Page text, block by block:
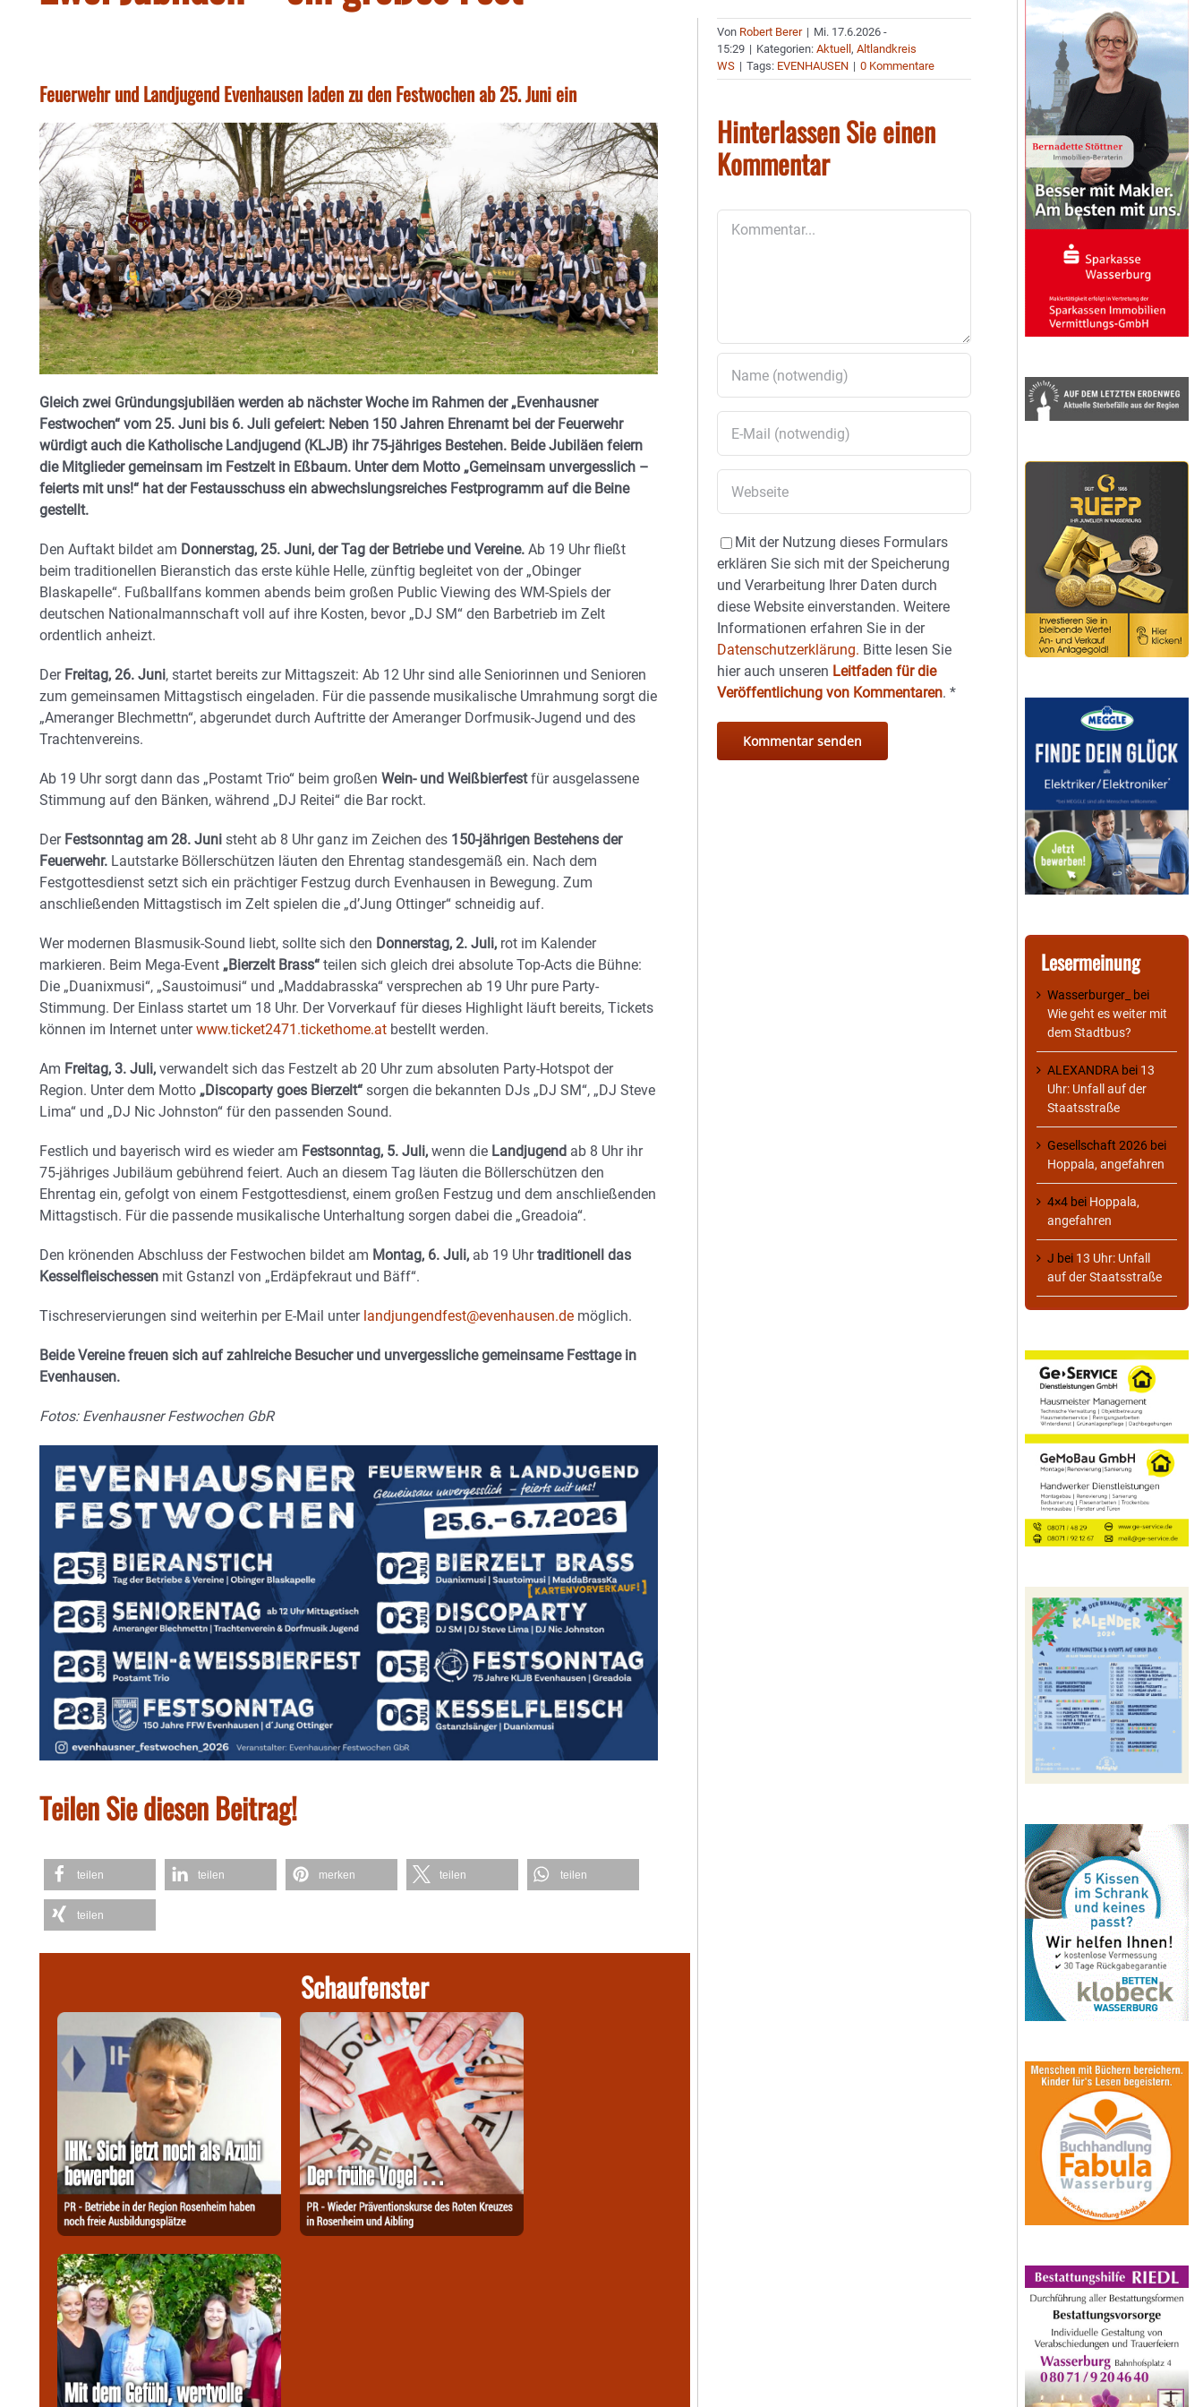
Feuerwehr und Landjugend Evenhausen laden zu den Festwochen ab 25. Juni ein
Gleich zwei Gründungsjubiläen werden ab nächster Woche im Rahmen der „Evenhausner
Festwochen“ vom 25. Juni bis 6. Juli gefeiert: Neben 150 Jahren Ehrenamt bei der Feuerwehr
würdigt auch die Katholische Landjugend (KLJB) ihr 75-jähriges Bestehen. Beide Jubiläen feiern
die Mitglieder gemeinsam im Festzelt in Eßbaum. Unter dem Motto „Gemeinsam unvergesslich –
feierts mit uns!“ hat der Festausschuss ein abwechslungsreiches Festprogramm auf die Beine
gestellt.
Den Auftakt bildet am Donnerstag, 25. Juni, der Tag der Betriebe und Vereine. Ab 19 Uhr fließt
beim traditionellen Bieranstich das erste kühle Helle, zünftig begleitet von der „Obinger
Blaskapelle“. Fußballfans kommen abends beim großen Public Viewing des WM-Spiels der
deutschen Nationalmannschaft voll auf ihre Kosten, bevor „DJ SM“ den Barbetrieb im Zelt
ordentlich anheizt.
Der Freitag, 26. Juni, startet bereits zur Mittagszeit: Ab 12 Uhr sind alle Seniorinnen und Senioren
zum gemeinsamen Mittagstisch eingeladen. Für die passende musikalische Umrahmung sorgt die
„Ameranger Blechmettn“, abgerundet durch Auftritte der Ameranger Dorfmusik-Jugend und des
Trachtenvereins.
Ab 19 Uhr sorgt dann das „Postamt Trio“ beim großen Wein- und Weißbierfestfür ausgelassene
Stimmung auf den Bänken, während „DJ Reitei“ die Bar rockt.
Der Festsonntag am 28. Juni steht ab 8 Uhr ganz im Zeichen des 150-jährigen Bestehens der
Feuerwehr. Lautstarke Böllerschützen läuten den Ehrentag standesgemäß ein. Nach dem
Festgottesdienst setzt sich ein prächtiger Festzug durch Evenhausen in Bewegung. Zum
anschließenden Mittagstisch im Zelt spielen die „d’Jung Ottinger“ schneidig auf.
Wer modernen Blasmusik-Sound liebt, sollte sich den Donnerstag, 2. Juli, rot im Kalender
markieren. Beim Mega-Event „Bierzelt Brass“ teilen sich gleich drei absolute Top-Acts die Bühne:
Die „Duanixmusi“, „Saustoimusi“ und „Maddabrasska“ versprechen ab 19 Uhr pure Party-
Stimmung. Der Einlass startet um 18 Uhr. Der Vorverkauf für dieses Highlight läuft bereits, Tickets
können im Internet unterwww.ticket2471.tickethome.at bestellt werden.
Am Freitag, 3. Juli, verwandelt sich das Festzelt ab 20 Uhr zum absoluten Party-Hotspot der
Region. Unter dem Motto „Discoparty goes Bierzelt“ sorgen die bekannten DJs „DJ SM“, „DJ Steve
Lima“ und „DJ Nic Johnston“ für den passenden Sound.
Festlich und bayerisch wird es wieder am Festsonntag, 5. Juli, wenn die Landjugend ab 8 Uhr ihr
75-jähriges Jubiläum gebührend feiert. Auch an diesem Tag läuten die Böllerschützen den
Ehrentag ein, gefolgt von einem Festgottesdienst, einem großen Festzug und dem anschließenden
Mittagstisch. Für die passende musikalische Unterhaltung sorgen dabei die „Greadoia“.
Den krönenden Abschluss der Festwochen bildet am Montag, 6. Juli, ab 19 Uhrtraditionell das
Kesselfleischessen mit Gstanzl von „Erdäpfekraut und Bäff“.
Tischreservierungen sind weiterhin per E-Mail unter landjungendfest@evenhausen.de möglich.
Beide Vereine freuen sich auf zahlreiche Besucher und unvergessliche gemeinsame Festtage in
Evenhausen.
Fotos: Evenhausner Festwochen GbR
Teilen Sie diesen Beitrag!
teilen teilen merken teilen teilen
teilen
Schaufenster
Von Robert Berer | Mi. 17.6.2026 -
15:29 | Kategorien:Aktuell,Altlandkreis
WS | Tags: EVENHAUSEN | 0 Kommentare
Hinterlassen Sie einen
Kommentar
Mit der Nutzung dieses Formulars
erklären Sie sich mit der Speicherung
und Verarbeitung Ihrer Daten durch
diese Website einverstanden. Weitere
Informationen erfahren Sie in der
Datenschutzerklärung. Bitte lesen Sie
hier auch unseren Leitfaden für die
Veröffentlichung von Kommentaren.*
Lesermeinung
Wasserburger_
bei
Wie geht es weiter mit
dem Stadtbus?
ALEXANDRA bei 13
Uhr: Unfall auf der
Staatsstraße
Gesellschaft 2026 bei
Hoppala, angefahren
4×4 bei Hoppala,
angefahren
J bei 13 Uhr: Unfall
auf der Staatsstraße